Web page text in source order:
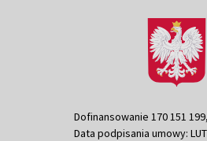
Dofinansowanie 170 151
Data podpisania umowy: